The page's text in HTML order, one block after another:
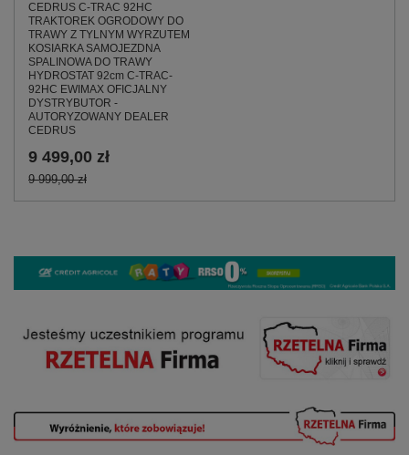
CEDRUS C-TRAC 92HC
TRAKTOREK OGRODOWY DO
TRAWY Z TYLNYM WYRZUTEM
KOSIARKA SAMOJEZDNA
SPALINOWA DO TRAWY
HYDROSTAT 92cm C-TRAC-
92HC EWIMAX OFICJALNY
DYSTRYBUTOR -
AUTORYZOWANY DEALER
CEDRUS
9 499,00 zł
9 999,00 zł